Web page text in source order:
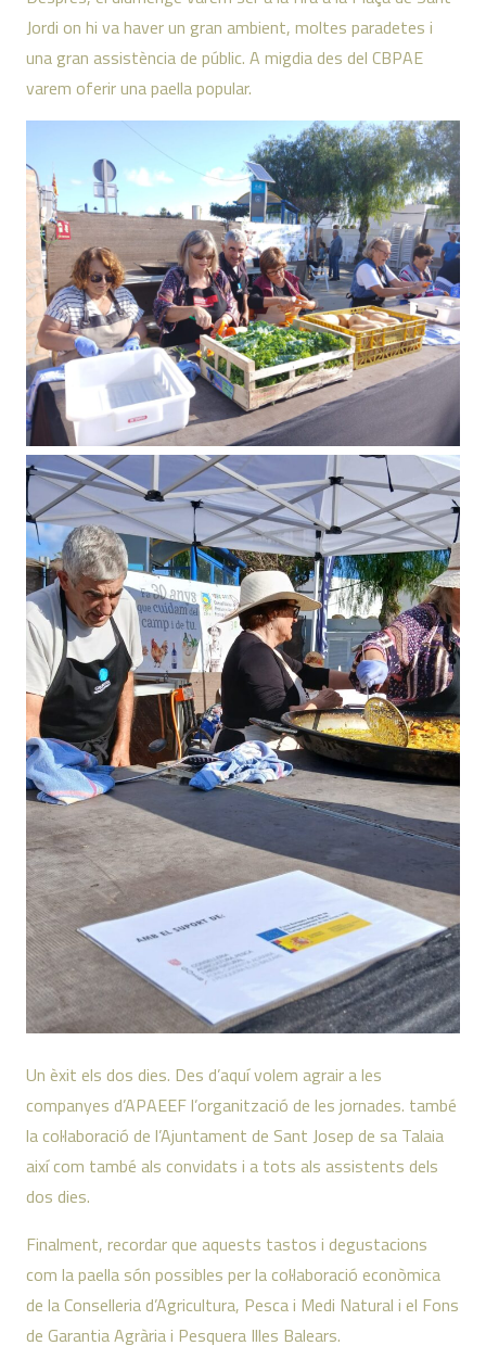
Jordi on hi va haver un gran ambient, moltes paradetes i
una gran assistència de públic. A migdia des del CBPAE
varem oferir una paella popular.
Un èxit els dos dies. Des d’aquí volem agrair a les
companyes d’APAEEF l’organització de les jornades. també
la col·laboració de l’Ajuntament de Sant Josep de sa Talaia
així com també als convidats i a tots als assistents dels
dos dies.
Finalment, recordar que aquests tastos i degustacions
com la paella són possibles per la col·laboració econòmica
de la Conselleria d’Agricultura, Pesca i Medi Natural i el Fons
de Garantia Agrària i Pesquera Illes Balears.